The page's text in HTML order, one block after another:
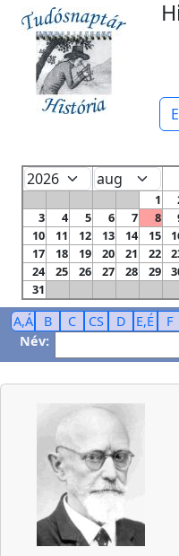
1
3
4 5 6 7 8
10
11 12 13 14 15
17
18 19 20 21 22
24
25 26 27 28 29
31
A,Á B C CS D E,É F
Név: